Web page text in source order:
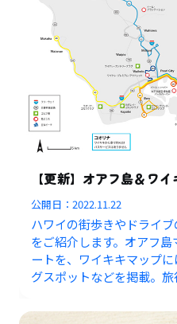
【更新】オアフ島＆ワ
公開日：2022.11.22
ハワイの街歩きやドライ
をご紹介します。オアフ
ートを、ワイキキマップ
グスポットなどを掲載。旅